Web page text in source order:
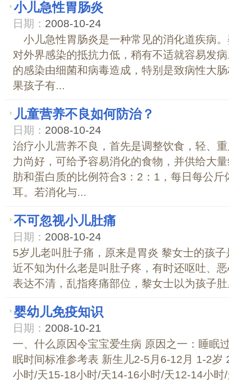
小儿急性胃肠炎
日期： 2008-10-24
小儿急性胃肠炎是一种常见的消化道疾病
对外界感染的抵抗力低，稍有不适就容
的感染由细菌和病毒造成，特别是致病性大
果孩子有...
儿童营养不良如何防治？
日期： 2008-10-24
治疗小儿营养不良，首先是调整饮食，轻、
力尚好，可给予容易消化的食物，并供给大
肪和蛋白质的比例符合3：2：1，每日每公
耳。若消化与...
不可忽视小儿肚痛
日期： 2008-10-24
5岁儿老叫肚子痛，原来是胃炎 黎女士的孩
近不知为什么老是叫肚子疼，有时还呕吐、
表达不清，乱指疼痛部位，黎女士以为孩子
婴幼儿免疫知识
日期： 2008-10-21
一、什么原因令宝宝爱生病 原因之一：睡眠
眠时间标准参考表 新生儿2-5月6-12月 1-2岁
小时/天15-18小时/天14-16小时/天12-14小